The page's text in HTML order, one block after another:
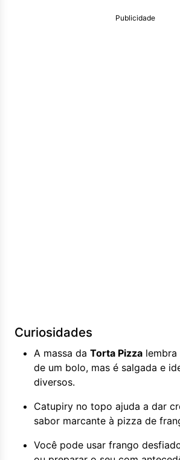
Publicidade
Curiosidades
A massa da Torta Pizza lembra
de um bolo, mas é salgada e
diversos.
Catupiry no topo ajuda a dar
sabor marcante à pizza de
Você pode usar frango